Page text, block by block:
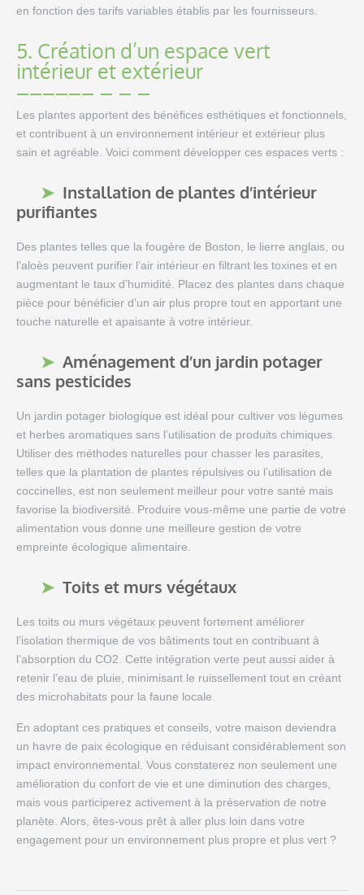
en fonction des tarifs variables établis par les fournisseurs.
5. Création d’un espace vert
intérieur et extérieur
Les plantes apportent des bénéfices esthétiques et fonctionnels,
et contribuent à un environnement intérieur et extérieur plus
sain et agréable. Voici comment développer ces espaces verts :
Installation de plantes d’intérieur
purifiantes
Des plantes telles que la fougère de Boston, le lierre anglais, ou
l’aloès peuvent purifier l’air intérieur en filtrant les toxines et en
augmentant le taux d’humidité. Placez des plantes dans chaque
pièce pour bénéficier d’un air plus propre tout en apportant une
touche naturelle et apaisante à votre intérieur.
Aménagement d’un jardin potager
sans pesticides
Un jardin potager biologique est idéal pour cultiver vos légumes
et herbes aromatiques sans l’utilisation de produits chimiques.
Utiliser des méthodes naturelles pour chasser les parasites,
telles que la plantation de plantes répulsives ou l’utilisation de
coccinelles, est non seulement meilleur pour votre santé mais
favorise la biodiversité. Produire vous-même une partie de votre
alimentation vous donne une meilleure gestion de votre
empreinte écologique alimentaire.
Toits et murs végétaux
Les toits ou murs végétaux peuvent fortement améliorer
l’isolation thermique de vos bâtiments tout en contribuant à
l’absorption du CO2. Cette intégration verte peut aussi aider à
retenir l’eau de pluie, minimisant le ruissellement tout en créant
des microhabitats pour la faune locale.
En adoptant ces pratiques et conseils, votre maison deviendra
un havre de paix écologique en réduisant considérablement son
impact environnemental. Vous constaterez non seulement une
amélioration du confort de vie et une diminution des charges,
mais vous participerez activement à la préservation de notre
planète. Alors, êtes-vous prêt à aller plus loin dans votre
engagement pour un environnement plus propre et plus vert ?